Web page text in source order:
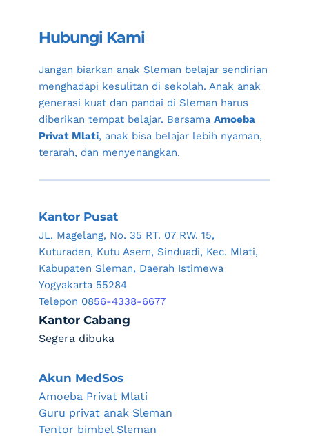
Hubungi Kami
Jangan biarkan anak Sleman belajar sendirian
menghadapi kesulitan di sekolah. Anak anak
generasi kuat dan pandai di Sleman harus
diberikan tempat belajar. Bersama Amoeba
Privat Mlati, anak bisa belajar lebih nyaman,
terarah, dan menyenangkan.
Kantor Pusat
JL. Magelang, No. 35 RT. 07 RW. 15,
Kuturaden, Kutu Asem, Sinduadi, Kec. Mlati,
Kabupaten Sleman, Daerah Istimewa
Yogyakarta 55284
Telepon 0856-4338-6677
Kantor Cabang
Segera dibuka
Akun MedSos
Amoeba Privat Mlati
Guru privat anak Sleman
Tentor bimbel Sleman